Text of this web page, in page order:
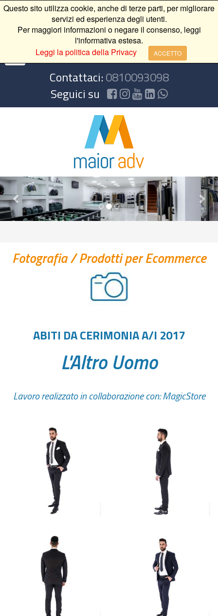
Questo sito utilizza cookie, anche di terze parti, per migliorare
servizi ed esperienza degli utenti.
Per maggiori informazioni o negare il consenso, leggi
l'informativa estesa.
Leggi la politica della Privacy
ACCETTO
Contattaci:0810093098
Seguici su
Fotografia/Prodotti per Ecommerce
ABITI DA CERIMONIA A/I 2017
L'Altro Uomo
Lavoro realizzato in collaborazione con:MagicStore